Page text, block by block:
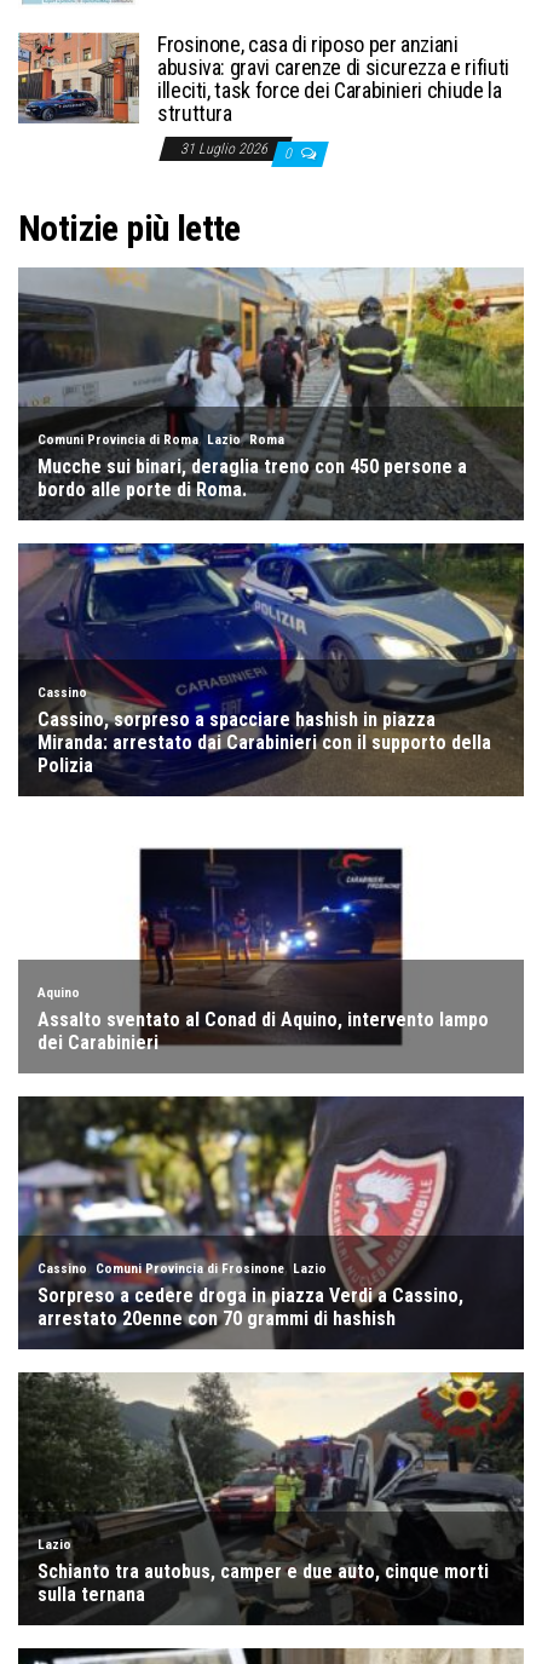
Frosinone, casa di riposo per anziani
abusiva: gravi carenze di sicurezza e rifiuti
illeciti, task force dei Carabinieri chiude la
struttura
31 Luglio 2026 0
Notizie più lette